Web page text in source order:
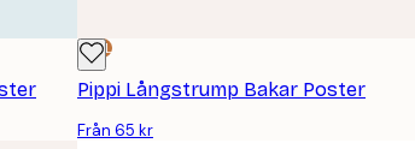
DEAL
Pippi Långstrump Bakar Poster
Från 65 kr